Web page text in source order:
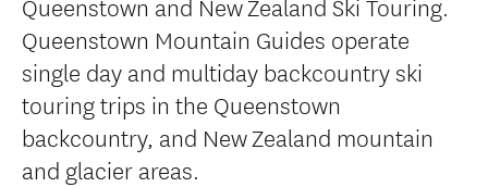
Queenstown Mountain Guides operate
single day and multiday backcountry ski
touring trips in the Queenstown
backcountry, and New Zealand mountain
and glacier areas.